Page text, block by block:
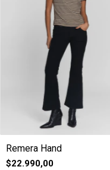
Remera Hand
$22.990,00